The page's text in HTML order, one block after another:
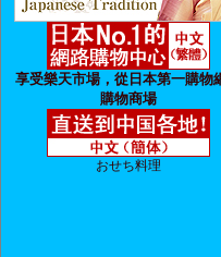
享受樂天市場，從日本第一購物
購物商場
おせち料理